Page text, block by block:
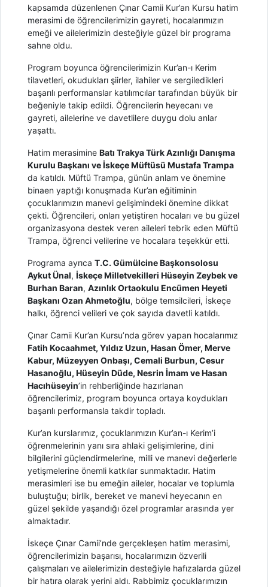
kapsamda düzenlenen Çınar Camii Kur’an Kursu hatim
merasimi de öğrencilerimizin gayreti, hocalarımızın
emeği ve ailelerimizin desteğiyle güzel bir programa
sahne oldu.
Program boyunca öğrencilerimizin Kur’an-ı Kerim
tilavetleri, okudukları şiirler, ilahiler ve sergiledikleri
başarılı performanslar katılımcılar tarafından büyük bir
beğeniyle takip edildi. Öğrencilerin heyecanı ve
gayreti, ailelerine ve davetlilere duygu dolu anlar
yaşattı.
Hatim merasimine Batı Trakya Türk Azınlığı Danışma
Kurulu Başkanı ve İskeçe Müftüsü Mustafa Trampa
da katıldı. Müftü Trampa, günün anlam ve önemine
binaen yaptığı konuşmada Kur’an eğitiminin
çocuklarımızın manevi gelişimindeki önemine dikkat
çekti. Öğrencileri, onları yetiştiren hocaları ve bu güzel
organizasyona destek veren aileleri tebrik eden Müftü
Trampa, öğrenci velilerine ve hocalara teşekkür etti.
Programa ayrıca T.C. Gümülcine Başkonsolosu
Aykut Ünal, İskeçe Milletvekilleri Hüseyin Zeybek ve
Burhan Baran, Azınlık Ortaokulu Encümen Heyeti
Başkanı Ozan Ahmetoğlu, bölge temsilcileri, İskeçe
halkı, öğrenci velileri ve çok sayıda davetli katıldı.
Çınar Camii Kur’an Kursu’nda görev yapan hocalarımız
Fatih Kocaahmet, Yıldız Uzun, Hasan Ömer, Merve
Kabur, Müzeyyen Onbaşı, Cemali Burbun, Cesur
Hasanoğlu, Hüseyin Düde, Nesrin İmam ve Hasan
Hacıhüseyin’in rehberliğinde hazırlanan
öğrencilerimiz, program boyunca ortaya koydukları
başarılı performansla takdir topladı.
Kur’an kurslarımız, çocuklarımızın Kur’an-ı Kerim’i
öğrenmelerinin yanı sıra ahlaki gelişimlerine, dini
bilgilerini güçlendirmelerine, milli ve manevi değerlerle
yetişmelerine önemli katkılar sunmaktadır. Hatim
merasimleri ise bu emeğin aileler, hocalar ve toplumla
buluştuğu; birlik, bereket ve manevi heyecanın en
güzel şekilde yaşandığı özel programlar arasında yer
almaktadır.
İskeçe Çınar Camii’nde gerçekleşen hatim merasimi,
öğrencilerimizin başarısı, hocalarımızın özverili
çalışmaları ve ailelerimizin desteğiyle hafızalarda güzel
bir hatıra olarak yerini aldı. Rabbimiz çocuklarımızın